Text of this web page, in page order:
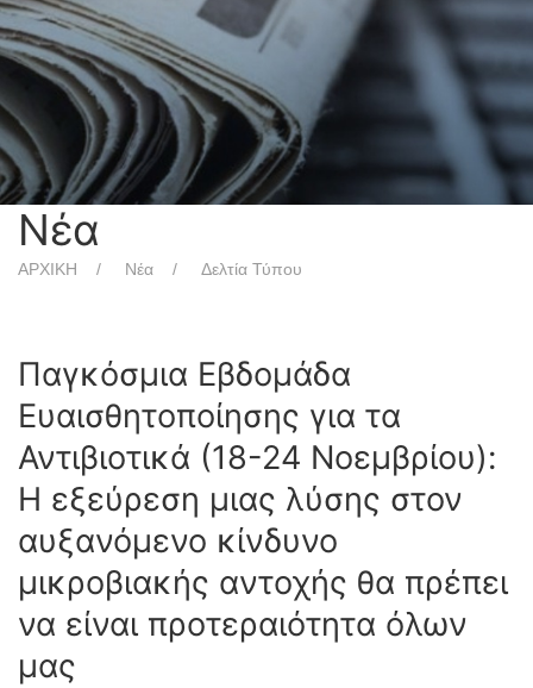
Νέα
ΑΡΧΙΚΗ Νέα Δελτία Τύπου
Παγκόσμια Εβδομάδα
Ευαισθητοποίησης για τα
Αντιβιοτικά (18-24 Νοεμβρίου):
Η εξεύρεση μιας λύσης στον
αυξανόμενο κίνδυνο
μικροβιακής αντοχής θα πρέπει
να είναι προτεραιότητα όλων
μας